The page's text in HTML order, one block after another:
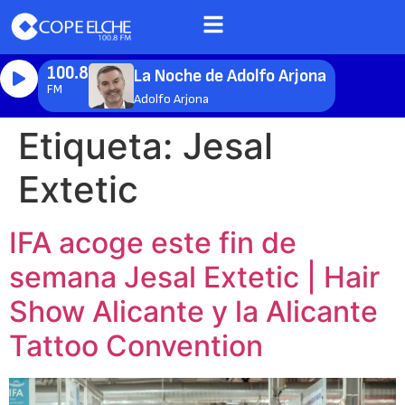
100.8
FM
La Noche de Adolfo Arjona
Adolfo Arjona
Etiqueta: Jesal
Extetic
IFA acoge este fin de
semana Jesal Extetic | Hair
Show Alicante y la Alicante
Tattoo Convention